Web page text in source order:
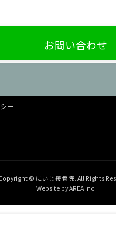
お問い合わせ
ー
© にいじ接骨院. All Rights
Website byAREA Inc.